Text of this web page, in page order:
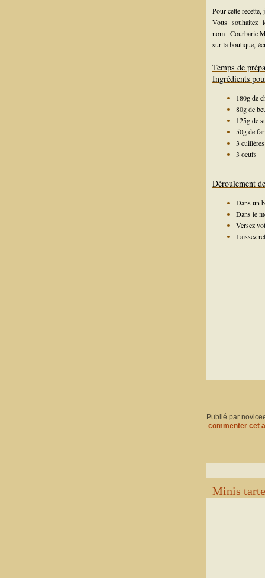
Pour cette
Vous souhaitez
nom Courbarie
sur la boutique,
Temps de
Ingrédients
180g de
80g de
125g de
50g de
3
3 oeufs
Déroulement
Dans un
Dans le
Versez
Laissez
Publié par
commenter cet
Minis